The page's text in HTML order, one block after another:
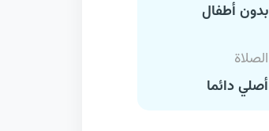
بدون أطفال
الصلاة
أصلي دائما